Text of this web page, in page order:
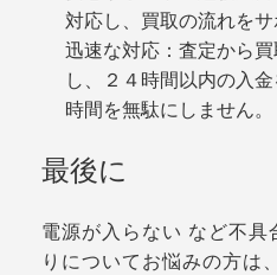
対応し、買取の流れをサ
迅速な対応：査定から
し、２４時間以内の入
時間を無駄にしません。
最後に
電源が入らない など不具
りについてお悩みの方は